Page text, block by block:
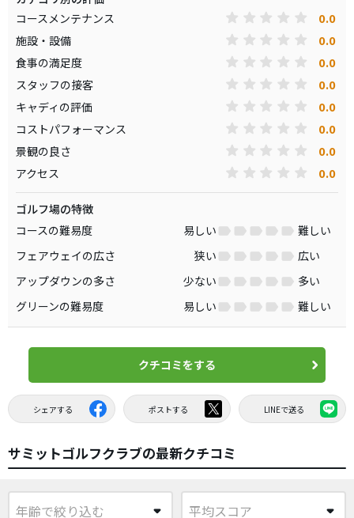
コースメンテナンス
0.0
施設・設備 0.0
食事の満足度 0.0
スタッフの接客 0.0
キャディの評価 0.0
コストパフォーマンス 0.0
景観の良さ 0.0
アクセス 0.0
ゴルフ場の特徴
コースの難易度
易しい
難しい
フェアウェイの広さ
狭い
広い
アップダウンの多さ
少ない
多い
グリーンの難易度
易しい 難しい
クチコミをする
シェアする ポストする LINEで送る
サミットゴルフクラブの最新クチコミ